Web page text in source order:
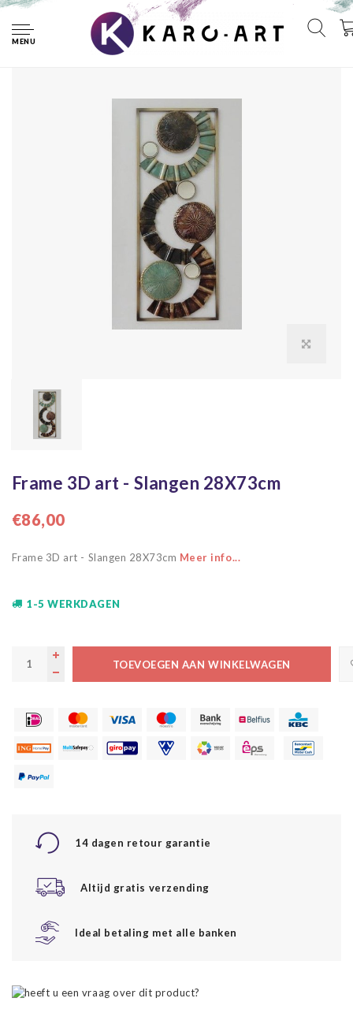
MENU
Frame 3D art - Slangen 28X73cm
Frame 3D art - Slangen 28X73cm
€86,00
Frame 3D art - Slangen 28X73cm Meer info...
1-5 WERKDAGEN
TOEVOEGEN AAN WINKELWAGEN
14 dagen retour garantie
Altijd gratis verzending
Ideal betaling met alle banken